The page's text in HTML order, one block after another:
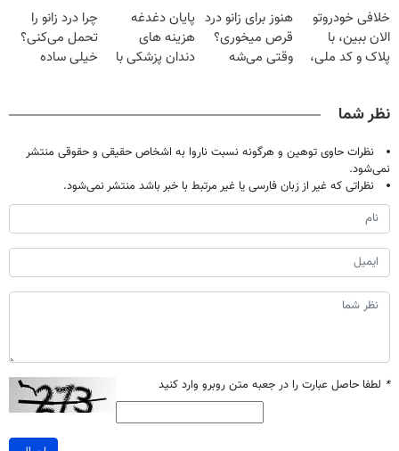
میلیون تومان!!!
(40%off)
فقط ۲۵ میلیون
صحبت کنید)
خلافی خودروتو
الان ببین، با
پلاک و کد ملی،
هنوز برای زانو درد
قرص میخوری؟
وقتی می‌شه
پایان دغدغه
هزینه های
دندان پزشکی با
چرا درد زانو را
تحمل می‌کنی؟
خیلی ساده
نظر شما
نظرات حاوی توهین و هرگونه نسبت ناروا به اشخاص حقیقی و حقوقی منتشر
نمی‌شود.
نظراتی که غیر از زبان فارسی یا غیر مرتبط با خبر باشد منتشر نمی‌شود.
* لطفا حاصل عبارت را در جعبه متن روبرو وارد کنید